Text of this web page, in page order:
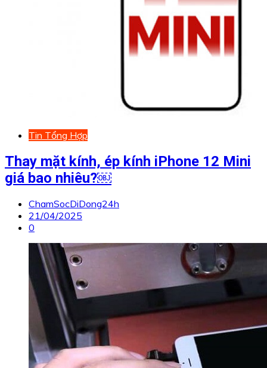
Tin Tổng Hợp
Thay mặt kính, ép kính iPhone 12 Mini
giá bao nhiêu?￼
ChamSocDiDong24h
21/04/2025
0